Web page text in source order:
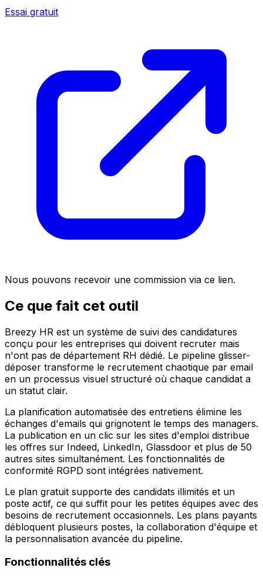
Essai gratuit
Nous pouvons recevoir une commission via ce lien.
Ce que fait cet outil
Breezy HR est un système de suivi des candidatures
conçu pour les entreprises qui doivent recruter mais
n'ont pas de département RH dédié. Le pipeline glisser-
déposer transforme le recrutement chaotique par email
en un processus visuel structuré où chaque candidat a
un statut clair.
La planification automatisée des entretiens élimine les
échanges d'emails qui grignotent le temps des managers.
La publication en un clic sur les sites d'emploi distribue
les offres sur Indeed, LinkedIn, Glassdoor et plus de 50
autres sites simultanément. Les fonctionnalités de
conformité RGPD sont intégrées nativement.
Le plan gratuit supporte des candidats illimités et un
poste actif, ce qui suffit pour les petites équipes avec des
besoins de recrutement occasionnels. Les plans payants
débloquent plusieurs postes, la collaboration d'équipe et
la personnalisation avancée du pipeline.
Fonctionnalités clés